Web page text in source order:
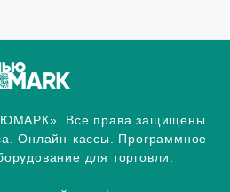
Все права защищены.
Онлайн-кассы. Программное
для торговли.